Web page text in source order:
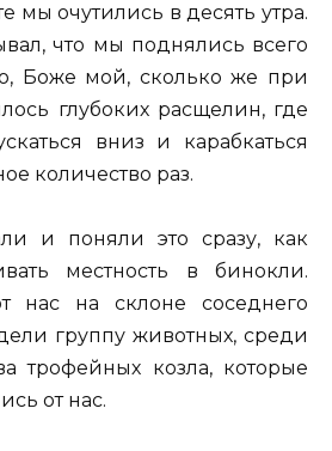
мы очутились в десять утра.
что мы поднялись всего
Боже мой, сколько же при
глубоких расщелин, где
вниз и карабкаться
количество раз.
и поняли это сразу, как
местность в бинокли.
нас на склоне соседнего
группу животных, среди
трофейных козла, которые
от нас.